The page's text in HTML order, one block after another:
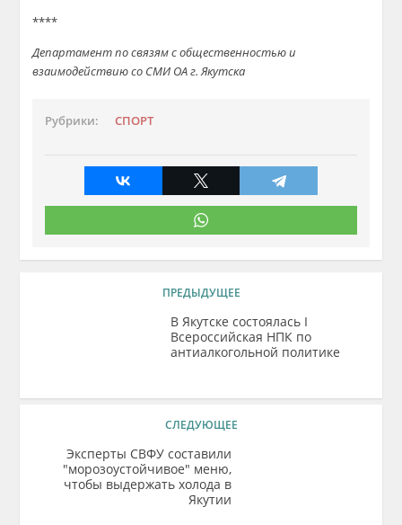
****
Департамент по связям с общественностью и
взаимодействию со СМИ ОА г. Якутска
Рубрики: СПОРТ
ПРЕДЫДУЩЕЕ
В Якутске состоялась I
Всероссийская НПК по
антиалкогольной политике
СЛЕДУЮЩЕЕ
Эксперты СВФУ составили
"морозоустойчивое" меню,
чтобы выдержать холода в
Якутии